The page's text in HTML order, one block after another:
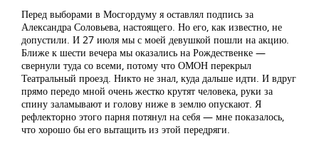
Перед выборами в Мосгордуму я оставлял подпись за
Александра Соловьева, настоящего. Но его, как известно, не
допустили. И 27 июля мы с моей девушкой пошли на акцию.
Ближе к шести вечера мы оказались на Рождественке —
свернули туда со всеми, потому что ОМОН перекрыл
Театральный проезд. Никто не знал, куда дальше идти. И вдруг
прямо передо мной очень жестко крутят человека, руки за
спину заламывают и голову ниже в землю опускают. Я
рефлекторно этого парня потянул на себя — мне показалось,
что хорошо бы его вытащить из этой передряги.